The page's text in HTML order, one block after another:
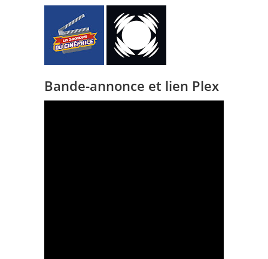
Bande-annonce et lien Plex